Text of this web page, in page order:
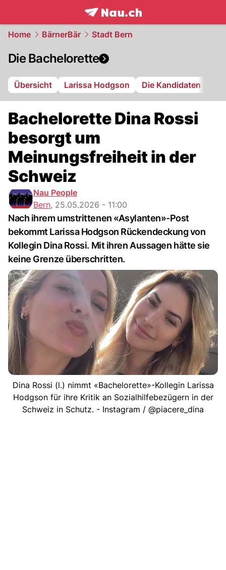
frontpage.NAU.ch
Home BärnerBär Stadt Bern
Die Bachelorette
Übersicht Larissa Hodgson Die Kandidaten
Bachelorette Dina Rossi
besorgt um
Meinungsfreiheit in der
Schweiz
Nau People
Bern, 25.05.2026 - 11:00
Nach ihrem umstrittenen «Asylanten»-Post
bekommt Larissa Hodgson Rückendeckung von
Kollegin Dina Rossi. Mit ihren Aussagen hätte sie
keine Grenze überschritten.
Dina Rossi (l.) nimmt «Bachelorette»-Kollegin Larissa
Hodgson für ihre Kritik an Sozialhilfebezügern in der
Schweiz in Schutz. - Instagram / @piacere_dina